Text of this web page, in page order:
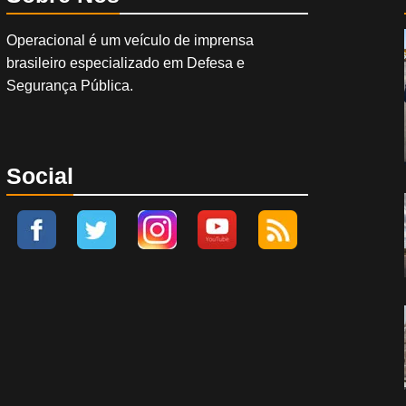
Operacional é um veículo de imprensa
brasileiro especializado em Defesa e
Segurança Pública.
Social